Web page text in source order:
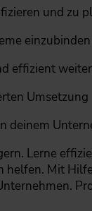
und zu
einzubinden
effizient
Umsetzung
deinem
Lerne
Mit